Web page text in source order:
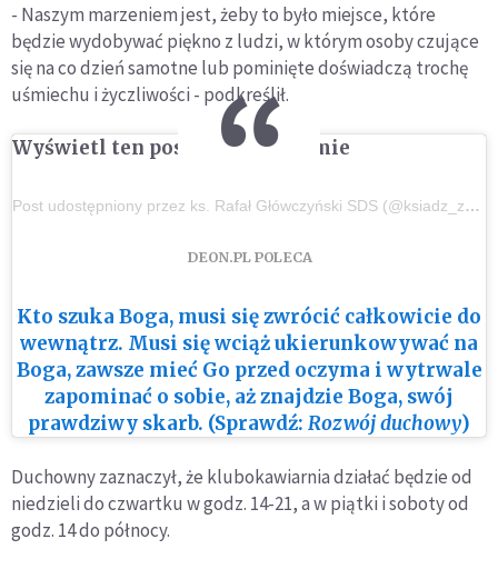
- Naszym marzeniem jest, żeby to było miejsce, które
będzie wydobywać piękno z ludzi, w którym osoby czujące
się na co dzień samotne lub pominięte doświadczą trochę
uśmiechu i życzliwości - podkreślił.
Wyświetl ten post na Instagramie
Post udostępniony przez ks. Rafał Główczyński SDS (@ksiadz_z_osiedla)
DEON.PL POLECA
Kto szuka Boga, musi się zwrócić całkowicie do
wewnątrz. Musi się wciąż ukierunkowywać na
Boga, zawsze mieć Go przed oczyma i wytrwale
zapominać o sobie, aż znajdzie Boga, swój
prawdziwy skarb. (Sprawdź: Rozwój duchowy)
Duchowny zaznaczył, że klubokawiarnia działać będzie od
niedzieli do czwartku w godz. 14-21, a w piątki i soboty od
godz. 14 do północy.